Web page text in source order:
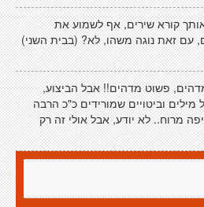
קורא שירים, אף לשמוע את
עם זאת נוגה משהו, לא? (בבית השני)
פשוט מדהים!! אבל הביצוע,
מילים וביטויים שמורידים כ"כ הרבה
מרוח.. לא יודע, אבל אולי זה רק